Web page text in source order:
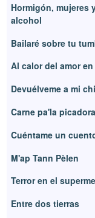
Hormigón, mujeres
alcohol
Bailaré sobre tu
Al calor del amor
Devuélveme a mi
Carne pa'la picadora
Cuéntame un
M'ap Tann Pèlen
Terror en el
Entre dos tierras